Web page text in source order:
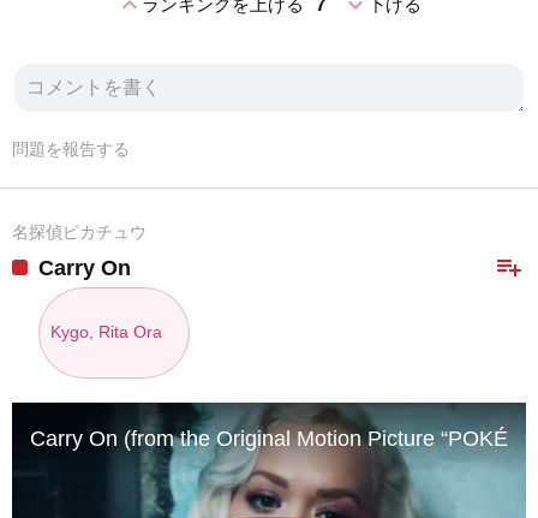
ランキングを上げる 7 下げる
問題を報告する
名探偵ピカチュウ
playlist_add
Carry On
Kygo, Rita Ora
Carry On (from the Original Motion Picture